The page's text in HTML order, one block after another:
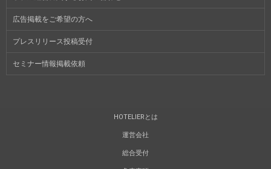
広告掲載をご希望の方へ
プレスリリース投稿受付
セミナー情報掲載依頼
HOTELIERとは
運営会社
総合受付